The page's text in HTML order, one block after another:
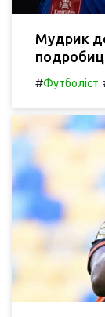
Мудрик
#Футболіст